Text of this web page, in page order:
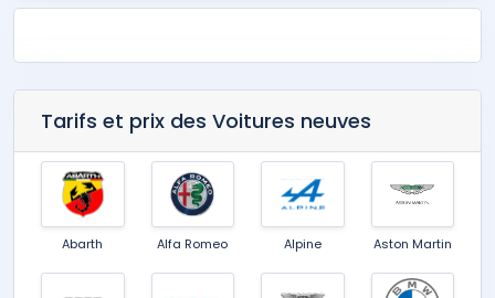
Tarifs et prix des Voitures neuves
Abarth Alfa Romeo Alpine Aston Martin